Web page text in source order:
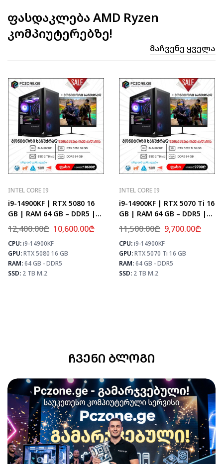
ფასდაკლება AMD Ryzen
კომპიუტერებზე!
Მაჩვენე Ყველა
MAX FPS
CS2
435
PUBG
259
Fortnite
306
INTEL CORE I9
i9-14900KF | RTX 5080 16
GB | RAM 64 GB – DDR5 |
Z790 | SSD 2 TB M.2
12,400.00₾ 10,600.00₾
CPU:i9-14900KF
GPU:RTX 5080 16 GB
RAM:64 GB - DDR5
SSD: 2 TB M.2
⚡ MAX FPS
CS2
504
PUBG
307
Fortnite
361
INTEL CORE I9
i9-14900KF | RTX 5070 Ti 16
GB | RAM 64 GB – DDR5 |
Z790 | SSD 2 TB M.2
11,500.00₾ 9,700.00₾
CPU:i9-14900KF
GPU:RTX 5070 Ti 16 GB
RAM:64 GB - DDR5
SSD: 2 TB M.2
ᲩᲕᲔᲜᲘ ᲑᲚᲝᲒᲘ